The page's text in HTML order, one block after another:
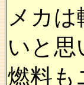
メカ
いと思
燃料も